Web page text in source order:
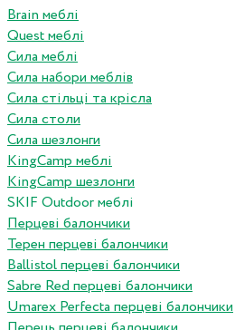
Brain меблі
Quest меблі
Сила меблі
Сила набори меблів
Сила стільці та крісла
Сила столи
Сила шезлонги
KingCamp меблі
KingCamp шезлонги
SKIF Outdoor меблі
Перцеві балончики
Терен перцеві балончики
Ballistol перцеві балончики
Sabre Red перцеві балончики
Umarex Perfecta перцеві балончики